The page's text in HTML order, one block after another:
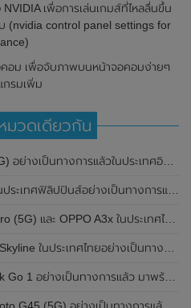
เพื่อการเล่นเกมส์ที่ไหลลื่นขึ้น
(nvidia control panel settings for
คอม เพื่อจับภาพบนหน้าจอคอมง่ายๆ
กรมเพิ่ม
มวดเดียวกัน
พร้อมชิปเซ็ต Snapdragon 7s Gen 2 ของ Qualcomm และรองรับเครือข่าย 5G
T612 , กล้องหลัง ความละเอียด 13MP , แบตเตอรี่ 5,000mAh และหน้าจอแสดงผล LCD / 90Hz
ระเทศไทยอย่างเป็นทางการแล้ว ในราคาเริ่มต้นเพียง 3,999 บาท
เทศไทยอย่างเป็นทางการแล้ว ราคา 14,990 บาท
น้าจอแสดงผล LCD / 120Hz , แบตเตอรี่ 5,000mAh และใช้ชิปเซ็ต Unisoc
(5G) อย่างเป็นทางการแล้วในอินเดีย